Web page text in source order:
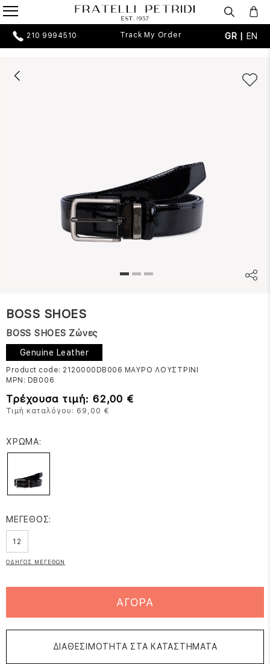
210 9994510 Track My Order GR | EN
BOSS SHOES
BOSS SHOES Ζώνες
Genuine Leather
Product code: 2120000DB006 ΜΑΥΡΟ ΛΟΥΣΤΡΙΝΙ
MPN: DB006
Τρέχουσα τιμή: 62,00 €
Τιμή καταλόγου: 69,00 €
ΧΡΩΜΑ:
ΜΕΓΕΘΟΣ:
12
ΟΔΗΓΟΣ ΜΕΓΕΘΩΝ
ΑΓΟΡΑ
ΔΙΑΘΕΣΙΜΟΤΗΤΑ ΣΤΑ ΚΑΤΑΣΤΗΜΑΤΑ